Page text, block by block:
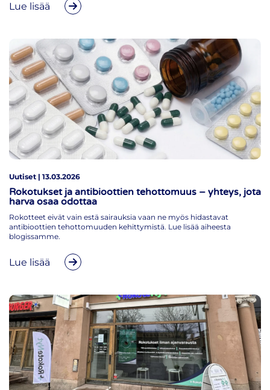
Lue lisää
Uutiset | 13.03.2026
Rokotukset ja antibioottien tehottomuus – yhteys, jota
harva osaa odottaa
Rokotteet eivät vain estä sairauksia vaan ne myös hidastavat
antibioottien tehottomuuden kehittymistä. Lue lisää aiheesta
blogissamme.
Lue lisää